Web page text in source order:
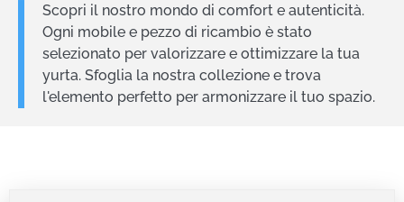
Scopri il nostro mondo di comfort e autenticità.
Ogni mobile e pezzo di ricambio è stato
selezionato per valorizzare e ottimizzare la tua
yurta. Sfoglia la nostra collezione e trova
l'elemento perfetto per armonizzare il tuo spazio.